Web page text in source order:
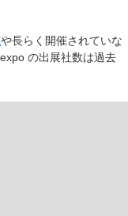
や長らく開催されていな
の出展社数は過去